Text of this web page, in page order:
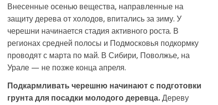
Внесенные осенью вещества, направленные на
защиту дерева от холодов, впитались за зиму. У
черешни начинается стадия активного роста. В
регионах средней полосы и Подмосковья подкормку
проводят с марта по май. В Сибири, Поволжье, на
Урале — не позже конца апреля.
Подкармливать черешню начинают с подготовки
грунта для посадки молодого деревца. Дереву